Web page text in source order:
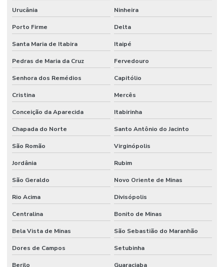
Urucânia Ninheira
Porto Firme Delta
Santa Maria de Itabira Itaipé
Pedras de Maria da Cruz Fervedouro
Senhora dos Remédios Capitólio
Cristina Mercês
Conceição da Aparecida Itabirinha
Chapada do Norte Santo Antônio do Jacinto
São Romão Virginópolis
Jordânia Rubim
São Geraldo Novo Oriente de Minas
Rio Acima Divisópolis
Centralina Bonito de Minas
Bela Vista de Minas São Sebastião do Maranhão
Dores de Campos Setubinha
Berilo Guaraciaba